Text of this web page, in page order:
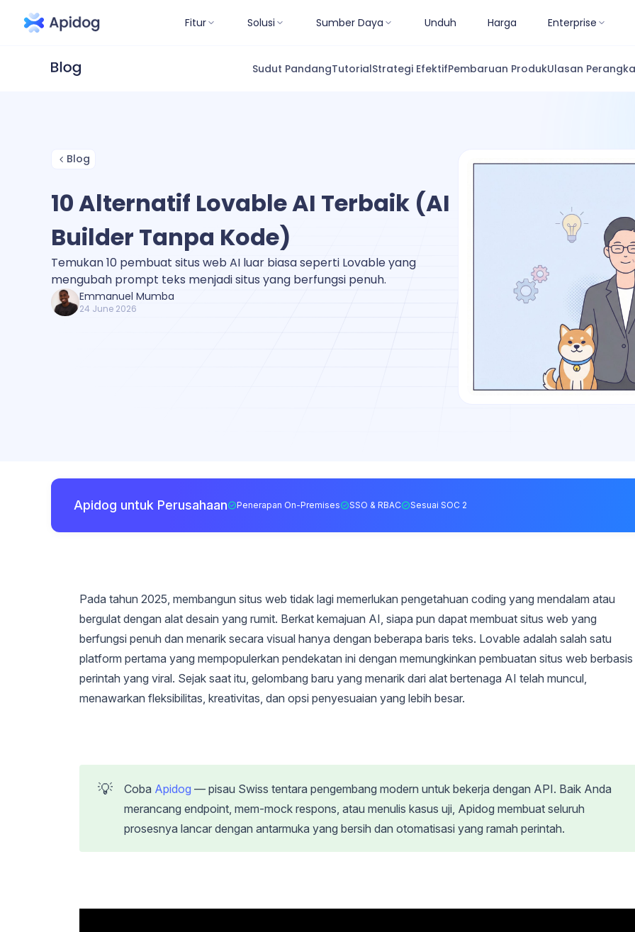
Fitur Solusi Sumber Daya Unduh Harga Enterprise
Sudut PandangTutorialStrategi EfektifPembaruan ProdukUlasan
Blog
10 Alternatif Lovable AI Terbaik (AI
Builder Tanpa Kode)
Temukan 10 pembuat situs web AI luar biasa seperti Lovable yang
mengubah prompt teks menjadi situs yang berfungsi penuh.
Emmanuel Mumba
24 June 2026
Apidog untuk Perusahaan Penerapan On-Premises SSO & RBAC Sesuai SOC 2
Pada tahun 2025, membangun situs web tidak lagi memerlukan pengetahuan coding yang mendalam atau
bergulat dengan alat desain yang rumit. Berkat kemajuan AI, siapa pun dapat membuat situs web yang
berfungsi penuh dan menarik secara visual hanya dengan beberapa baris teks. Lovable adalah salah satu
platform pertama yang mempopulerkan pendekatan ini dengan memungkinkan pembuatan situs web berbasis
perintah yang viral. Sejak saat itu, gelombang baru yang menarik dari alat bertenaga AI telah muncul,
menawarkan fleksibilitas, kreativitas, dan opsi penyesuaian yang lebih besar.
💡 Coba Apidog — pisau Swiss tentara pengembang modern untuk bekerja dengan API. Baik Anda
merancang endpoint, mem-mock respons, atau menulis kasus uji, Apidog membuat seluruh
prosesnya lancar dengan antarmuka yang bersih dan otomatisasi yang ramah perintah.